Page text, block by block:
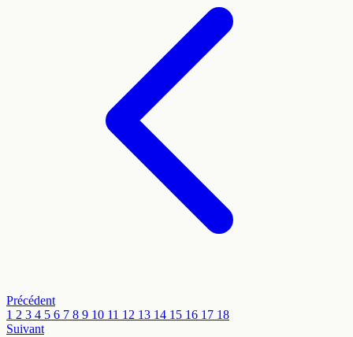
Précédent
1 2 3 4 5 6 7 8 9 10 11 12 13 14 15 16 17 18
Suivant